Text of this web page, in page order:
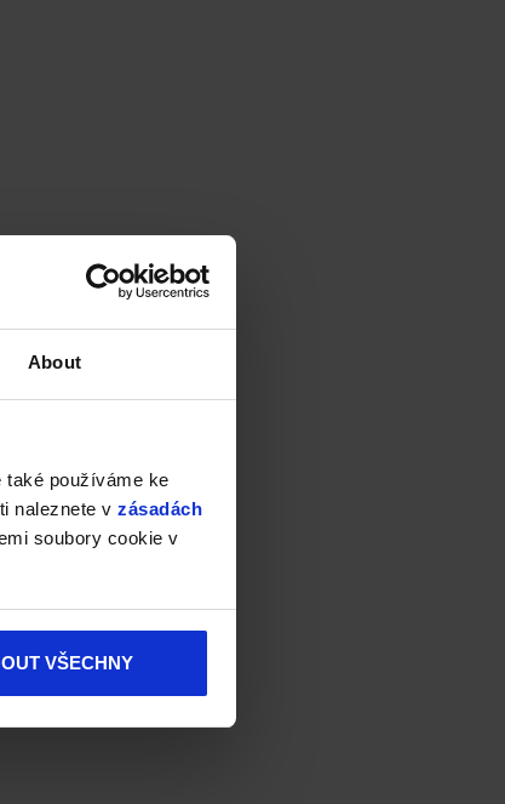
About
také používáme ke
naleznete v zásadách
soubory cookie v
VŠECHNY